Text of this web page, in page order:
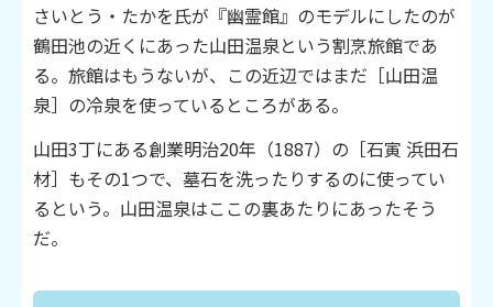
さいとう・たかを氏が『幽霊館』のモデルにしたのが
鶴田池の近くにあった山田温泉という割烹旅館であ
る。旅館はもうないが、この近辺ではまだ［山田温
泉］の冷泉を使っているところがある。
山田3丁にある創業明治20年（1887）の［石寅 浜田石
材］もその1つで、墓石を洗ったりするのに使ってい
るという。山田温泉はここの裏あたりにあったそう
だ。